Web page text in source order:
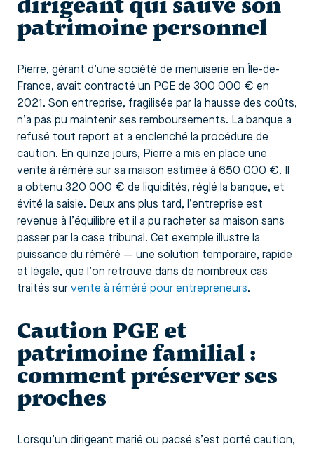
patrimoine personnel
Pierre, gérant d’une société de menuiserie en Île-de-
France, avait contracté un PGE de 300 000 € en
2021. Son entreprise, fragilisée par la hausse des coûts,
n’a pas pu maintenir ses remboursements. La banque a
refusé tout report et a enclenché la procédure de
caution. En quinze jours, Pierre a mis en place une
vente à réméré sur sa maison estimée à 650 000 €. Il
a obtenu 320 000 € de liquidités, réglé la banque, et
évité la saisie. Deux ans plus tard, l’entreprise est
revenue à l’équilibre et il a pu racheter sa maison sans
passer par la case tribunal. Cet exemple illustre la
puissance du réméré — une solution temporaire, rapide
et légale, que l’on retrouve dans de nombreux cas
traités sur vente à réméré pour entrepreneurs.
Caution PGE et
patrimoine familial :
comment préserver ses
proches
Lorsqu’un dirigeant marié ou pacsé s’est porté caution,